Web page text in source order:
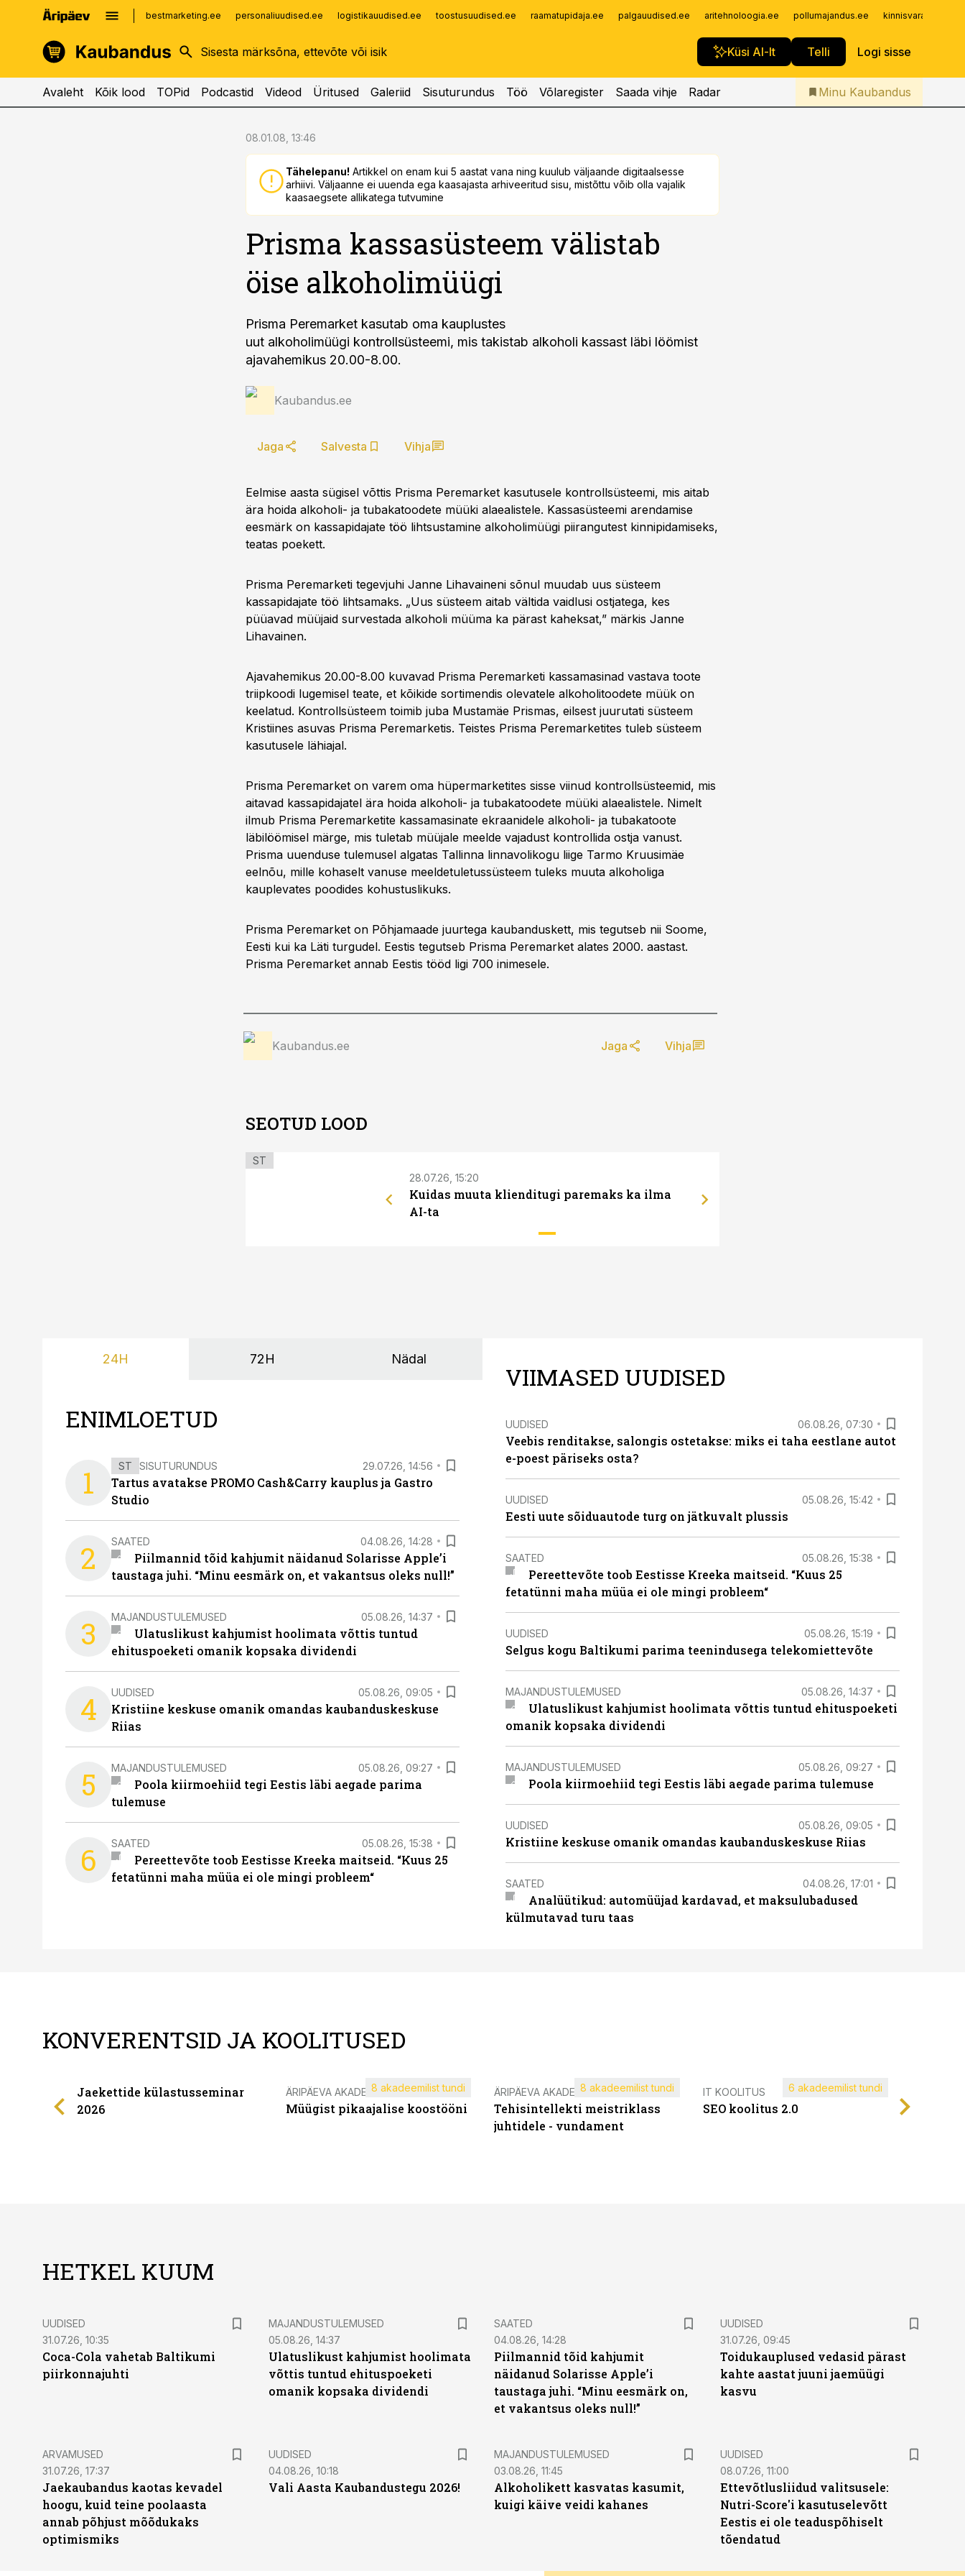
bestmarketing.ee personaliuudised.ee logistikauudised.ee toostusuudised.ee raamatupidaja.ee palgauudised.ee aritehnoloogia.ee pollumajandus.ee
Küsi AI-lt Telli Logi sisse
kinnisvarauudised.ee
logistikauudised.ee
imelineajalugu.ee
Infopank
Iseteenindus
Telli Kaubandus
Avaleht Kõik lood TOPid Podcastid Videod Üritused Galeriid Sisuturundus Töö Võlaregister Saada vihje Radar Minu Kaubandus
08.01.08, 13:46
Tähelepanu! Artikkel on enam kui 5 aastat vana ning kuulub väljaande digitaalsesse
arhiivi. Väljaanne ei uuenda ega kaasajasta arhiveeritud sisu, mistõttu võib olla vajalik
kaasaegsete allikatega tutvumine
Prisma kassasüsteem välistab
öise alkoholimüügi
Prisma Peremarket kasutab oma kauplustes
uut alkoholimüügi kontrollsüsteemi, mis takistab alkoholi kassast läbi löömist
ajavahemikus 20.00-8.00.
Kaubandus.ee
Jaga Salvesta Vihja
Eelmise aasta sügisel võttis Prisma Peremarket kasutusele kontrollsüsteemi, mis aitab
ära hoida alkoholi- ja tubakatoodete müüki alaealistele. Kassasüsteemi arendamise
eesmärk on kassapidajate töö lihtsustamine alkoholimüügi piirangutest kinnipidamiseks,
teatas poekett.
Prisma Peremarketi tegevjuhi Janne Lihavaineni sõnul muudab uus süsteem
kassapidajate töö lihtsamaks. „Uus süsteem aitab vältida vaidlusi ostjatega, kes
püüavad müüjaid survestada alkoholi müüma ka pärast kaheksat,” märkis Janne
Lihavainen.
Ajavahemikus 20.00-8.00 kuvavad Prisma Peremarketi kassamasinad vastava toote
triipkoodi lugemisel teate, et kõikide sortimendis olevatele alkoholitoodete müük on
keelatud. Kontrollsüsteem toimib juba Mustamäe Prismas, eilsest juurutati süsteem
Kristiines asuvas Prisma Peremarketis. Teistes Prisma Peremarketites tuleb süsteem
kasutusele lähiajal.
Prisma Peremarket on varem oma hüpermarketites sisse viinud kontrollsüsteemid, mis
aitavad kassapidajatel ära hoida alkoholi- ja tubakatoodete müüki alaealistele. Nimelt
ilmub Prisma Peremarketite kassamasinate ekraanidele alkoholi- ja tubakatoote
läbilöömisel märge, mis tuletab müüjale meelde vajadust kontrollida ostja vanust.
Prisma uuenduse tulemusel algatas Tallinna linnavolikogu liige Tarmo Kruusimäe
eelnõu, mille kohaselt vanuse meeldetuletussüsteem tuleks muuta alkoholiga
kauplevates poodides kohustuslikuks.
Prisma Peremarket on Põhjamaade juurtega kaubanduskett, mis tegutseb nii Soome,
Eesti kui ka Läti turgudel. Eestis tegutseb Prisma Peremarket alates 2000. aastast.
Prisma Peremarket annab Eestis tööd ligi 700 inimesele.
Kaubandus.ee Jaga Vihja
SEOTUD LOOD
ST
28.07.26, 15:20
Kuidas muuta klienditugi paremaks ka ilma
AI-ta
24H 72H Nädal
ENIMLOETUD
1 ST SISUTURUNDUS 29.07.26, 14:56
Tartus avatakse PROMO Cash&Carry kauplus ja Gastro
Studio
2 SAATED 04.08.26, 14:28
Piilmannid tõid kahjumit näidanud Solarisse Apple’i
taustaga juhi. “Minu eesmärk on, et vakantsus oleks null!”
3 MAJANDUSTULEMUSED 05.08.26, 14:37
Ulatuslikust kahjumist hoolimata võttis tuntud
ehituspoeketi omanik kopsaka dividendi
4 UUDISED 05.08.26, 09:05
Kristiine keskuse omanik omandas kaubanduskeskuse
Riias
5 MAJANDUSTULEMUSED 05.08.26, 09:27
Poola kiirmoehiid tegi Eestis läbi aegade parima
tulemuse
6 SAATED 05.08.26, 15:38
Pereettevõte toob Eestisse Kreeka maitseid. “Kuus 25
fetatünni maha müüa ei ole mingi probleem“
VIIMASED UUDISED
UUDISED 06.08.26, 07:30
Veebis renditakse, salongis ostetakse: miks ei taha eestlane autot
e-poest päriseks osta?
UUDISED 05.08.26, 15:42
Eesti uute sõiduautode turg on jätkuvalt plussis
SAATED 05.08.26, 15:38
Pereettevõte toob Eestisse Kreeka maitseid. “Kuus 25
fetatünni maha müüa ei ole mingi probleem“
UUDISED 05.08.26, 15:19
Selgus kogu Baltikumi parima teenindusega telekomiettevõte
MAJANDUSTULEMUSED 05.08.26, 14:37
Ulatuslikust kahjumist hoolimata võttis tuntud ehituspoeketi
omanik kopsaka dividendi
MAJANDUSTULEMUSED 05.08.26, 09:27
Poola kiirmoehiid tegi Eestis läbi aegade parima tulemuse
UUDISED 05.08.26, 09:05
Kristiine keskuse omanik omandas kaubanduskeskuse Riias
SAATED 04.08.26, 17:01
Analüütikud: automüüjad kardavad, et maksulubadused
külmutavad turu taas
KONVERENTSID JA KOOLITUSED
Jaekettide külastusseminar
2026
ÄRIPÄEVA AKADEEMIA
Müügist pikaajalise koostööni
8 akadeemilist tundi ÄRIPÄEVA AKADEEMIA
Tehisintellekti meistriklass
juhtidele - vundament
8 akadeemilist tundi IT KOOLITUS
SEO koolitus 2.0
6 akadeemilist tundi
HETKEL KUUM
UUDISED
31.07.26, 10:35
Coca-Cola vahetab Baltikumi
piirkonnajuhti
MAJANDUSTULEMUSED
05.08.26, 14:37
Ulatuslikust kahjumist hoolimata
võttis tuntud ehituspoeketi
omanik kopsaka dividendi
SAATED
04.08.26, 14:28
Piilmannid tõid kahjumit
näidanud Solarisse Apple’i
taustaga juhi. “Minu eesmärk on,
et vakantsus oleks null!”
UUDISED
31.07.26, 09:45
Toidukauplused vedasid pärast
kahte aastat juuni jaemüügi
kasvu
ARVAMUSED
31.07.26, 17:37
Jaekaubandus kaotas kevadel
hoogu, kuid teine poolaasta
annab põhjust mõõdukaks
optimismiks
UUDISED
04.08.26, 10:18
Vali Aasta Kaubandustegu 2026!
MAJANDUSTULEMUSED
03.08.26, 11:45
Alkoholikett kasvatas kasumit,
kuigi käive veidi kahanes
UUDISED
08.07.26, 11:00
Ettevõtlusliidud valitsusele:
Nutri-Score'i kasutuselevõtt
Eestis ei ole teaduspõhiselt
tõendatud